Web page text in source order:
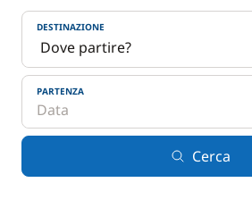
DESTINAZIONE
PARTENZA
Cerca